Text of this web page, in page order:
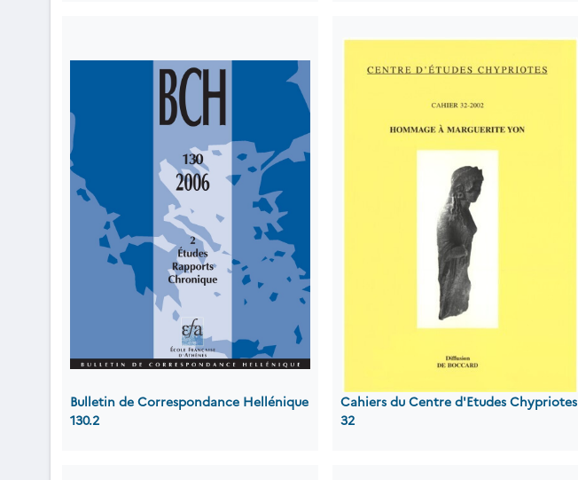
Bulletin de Correspondance Hellénique
130.2
Cahiers du Centre d'Etudes Chypriotes
32